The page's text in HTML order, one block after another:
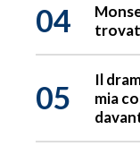
04
05
Il
mia